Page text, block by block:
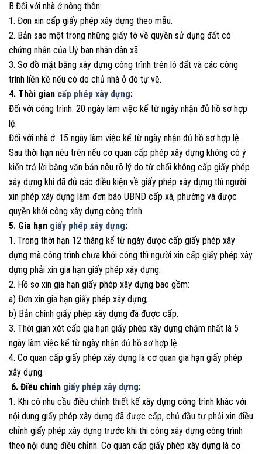
B.Đối với nhà ở nông thôn:
1. Đơn xin cấp giấy phép xây dựng theo mẫu.
2. Bản sao một trong những giấy tờ về quyền sử dụng đất có
chứng nhận của Uỷ ban nhân dân xã.
3. Sơ đồ mặt bằng xây dựng công trình trên lô đất và các công
trình liền kề nếu có do chủ nhà ở đó tự vẽ.
4. Thời gian cấp phép xây dựng:
Đối với công trình: 20 ngày làm việc kể từ ngày nhận đủ hồ sơ hợp
lệ.
Đối với nhà ở: 15 ngày làm việc kể từ ngày nhận đủ hồ sơ hợp lệ.
Sau thời hạn nêu trên nếu cơ quan cấp phép xây dựng không có ý
kiến trả lời bằng văn bản nêu rõ lý do từ chối không cấp giấy phép
xây dựng khi đã đủ các điều kiện về giấy phép xây dựng thì người
xin phép xây dựng làm đơn báo UBND cấp xã, phường và được
quyền khởi công xây dựng công trình.
5. Gia hạn giấy phép xây dựng:
1. Trong thời hạn 12 tháng kể từ ngày được cấp giấy phép xây
dựng mà công trình chưa khởi công thì người xin cấp giấy phép xây
dựng phải xin gia hạn giấy phép xây dựng.
2. Hồ sơ xin gia hạn giấy phép xây dựng bao gồm:
a) Đơn xin gia hạn giấy phép xây dựng;
b) Bản chính giấy phép xây dựng đã được cấp.
3. Thời gian xét cấp gia hạn giấy phép xây dựng chậm nhất là 5
ngày làm việc kể từ ngày nhận đủ hồ sơ hợp lệ.
4. Cơ quan cấp giấy phép xây dựng là cơ quan gia hạn giấy phép
xây dựng.
6. Điều chỉnh giấy phép xây dựng:
1. Khi có nhu cầu điều chỉnh thiết kế xây dựng công trình khác với
nội dung giấy phép xây dựng đã được cấp, chủ đầu tư phải xin điều
chỉnh giấy phép xây dựng trước khi thi công xây dựng công trình
theo nội dung điều chỉnh. Cơ quan cấp giấy phép xây dựng là cơ